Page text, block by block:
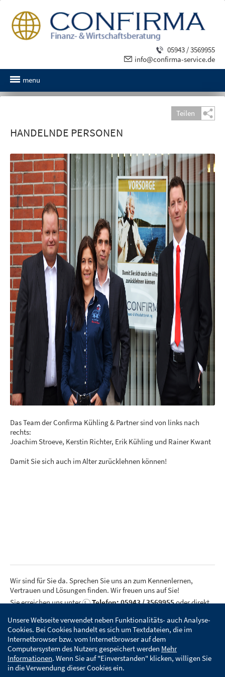
05943 / 3569955
info@confirma-service.de
menu
Teilen
HANDELNDE PERSONEN
Das Team der Confirma Kühling & Partner sind von links nach
rechts:
Joachim Stroeve, Kerstin Richter, Erik Kühling und Rainer Kwant
Damit Sie sich auch im Alter zurücklehnen können!
Wir sind für Sie da. Sprechen Sie uns an zum Kennenlernen,
Vertrauen und Lösungen finden. Wir freuen uns auf Sie!
Sie erreichen uns unter
Telefon: 05943 / 3569955oder direkt
KONTAKT IMPRESSUM DATENSCHUTZERKLÄRUNG
Unsere Webseite verwendet neben Funktionalitäts- auch Analyse-
Cookies. Bei Cookies handelt es sich um Textdateien, die im
Internetbrowser bzw. vom Internetbrowser auf dem
Computersystem des Nutzers gespeichert werden Mehr
Informationen. Wenn Sie auf "Einverstanden" klicken, willigen Sie
in die Verwendung dieser Cookies ein.